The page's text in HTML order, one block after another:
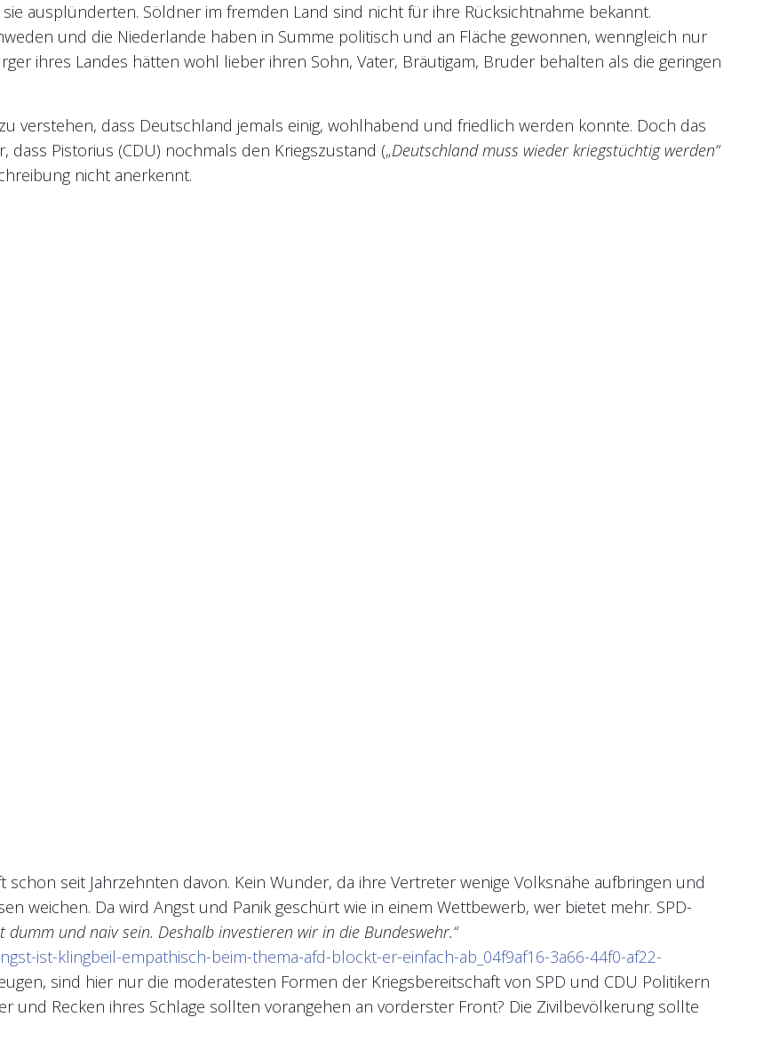
ausplünderten. Söldner im fremden Land sind nicht für ihre Rücksichtnahme bekannt.
und die Niederlande haben in Summe politisch und an Fläche gewonnen, wenngleich nur
ihres Landes hätten wohl lieber ihren Sohn, Vater, Bräutigam, Bruder behalten als die geringen
verstehen, dass Deutschland jemals einig, wohlhabend und friedlich werden konnte. Doch das
dass Pistorius (CDU) nochmals den Kriegszustand („Deutschland muss wieder kriegstüchtig werden“
nicht anerkennt.
seit Jahrzehnten davon. Kein Wunder, da ihre Vertreter wenige Volksnähe aufbringen und
weichen. Da wird Angst und Panik geschürt wie in einem Wettbewerb, wer bietet mehr. SPD-
dumm und naiv sein. Deshalb investieren wir in die Bundeswehr.“
ist-klingbeil-empathisch-beim-thema-afd-blockt-er-einfach-ab_04f9af16-3a66-44f0-af22-
sind hier nur die moderatesten Formen der Kriegsbereitschaft von SPD und CDU Politikern
und Recken ihres Schlage sollten vorangehen an vorderster Front? Die Zivilbevölkerung sollte